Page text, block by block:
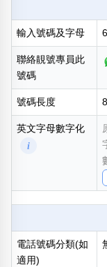
熱門分類
888尾
999尾
無5字
多8字
幸運號分類
輸入號碼及字母
聯絡靚號專員此
號碼
號碼長度
英文字母數字化
i
電話號碼分類(如
適用)